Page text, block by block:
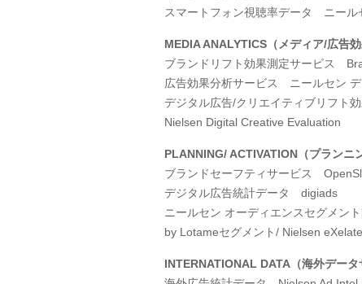
スマートフォン視聴率データ ニー
MEDIA ANALYTICS （メディア/広告
ブランドリフト効果測定サービス
広告効果分析サービス ニールセン
デジタル広告/クリエイティブリフト
Nielsen Digital Creative Evaluation
PLANNING/ ACTIVATION （プランニ
ブランドセーフティサービス
デジタル広告統計データ digiads
ニールセン オーディエンスセグメント
by Lotameセグメント / Nielsen eXelate
INTERNATIONAL DATA （海外データ